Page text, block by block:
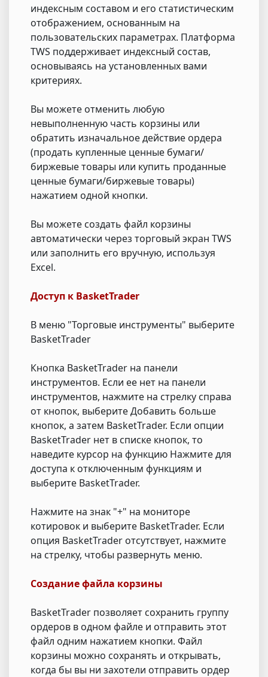
индексным составом и его статистическим
отображением, основанным на
пользовательских параметрах. Платформа
TWS поддерживает индексный состав,
основываясь на установленных вами
критериях.
Вы можете отменить любую
невыполненную часть корзины или
обратить изначальное действие ордера
(продать купленные ценные бумаги/
биржевые товары или купить проданные
ценные бумаги/биржевые товары)
нажатием одной кнопки.
Вы можете создать файл корзины
автоматически через торговый экран TWS
или заполнить его вручную, используя
Excel.
Доступ к BasketTrader
В меню "Торговые инструменты" выберите
BasketTrader
Кнопка BasketTrader на панели
инструментов. Если ее нет на панели
инструментов, нажмите на стрелку справа
от кнопок, выберите Добавить больше
кнопок, а затем BasketTrader. Если опции
BasketTrader нет в списке кнопок, то
наведите курсор на функцию Нажмите для
доступа к отключенным функциям и
выберите BasketTrader.
Нажмите на знак "+" на мониторе
котировок и выберите BasketTrader. Если
опция BasketTrader отсутствует, нажмите
на стрелку, чтобы развернуть меню.
Создание файла корзины
BasketTrader позволяет сохранить группу
ордеров в одном файле и отправить этот
файл одним нажатием кнопки. Файл
корзины можно сохранять и открывать,
когда бы вы ни захотели отправить ордер